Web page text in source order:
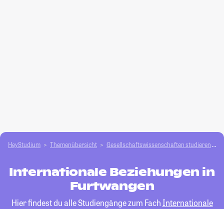
HeyStudium Themenübersicht Gesellschafts­­wissenschaften studieren
Internationale Beziehungen in
Furtwangen
Hier findest du alle Studiengänge zum Fach Internationale